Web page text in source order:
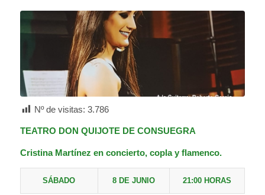
Nº de visitas: 3.786
TEATRO DON QUIJOTE DE CONSUEGRA
Cristina Martínez en concierto, copla y flamenco.
SÁBADO 8 DE JUNIO 21:00 HORAS